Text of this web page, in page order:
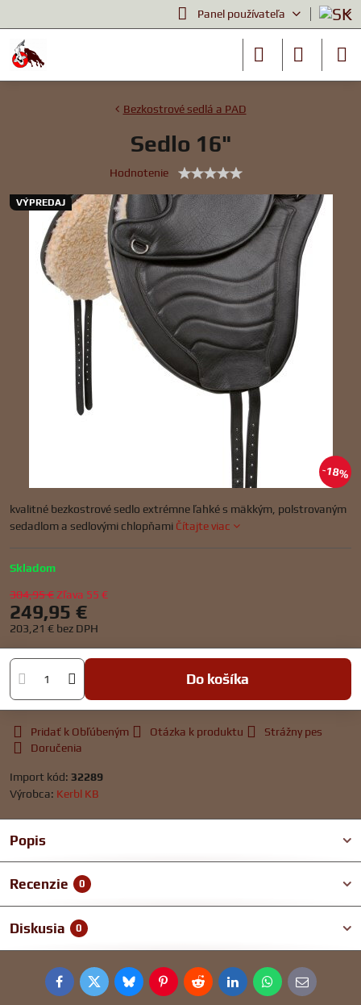
Panel používateľa
VÝPREDAJ
18%
Bezkostrové sedlá a PAD
Sedlo 16"
Hodnotenie
kvalitné bezkostrové sedlo extrémne ľahké s mäkkým, polstrovaným
sedadlom a sedlovými chlopňami Čítajte viac
Skladom
304,95 €Zľava 55 €
249,95 €
203,21 € bez DPH
Do košíka
Pridať k Obľúbeným Otázka k produktu
Strážny pes
Doručenia
Import kód: 32289
Výrobca: Kerbl KB
Popis
Recenzie 0
Diskusia 0
FacebookTwitterBlueskyPinterestRedditLinkedInWhatsApp
E-
mail